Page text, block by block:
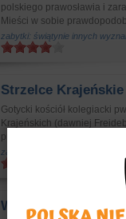
polskiego prawosławia i
Mieści w sobie
zabytki: świątynie innych
Strzelce Krajeńskie
Gotycki kościół kolegiacki
Krajeńskich (dawniej
przebu...
zabytki: kościoły, klasztory,
Warszawa-